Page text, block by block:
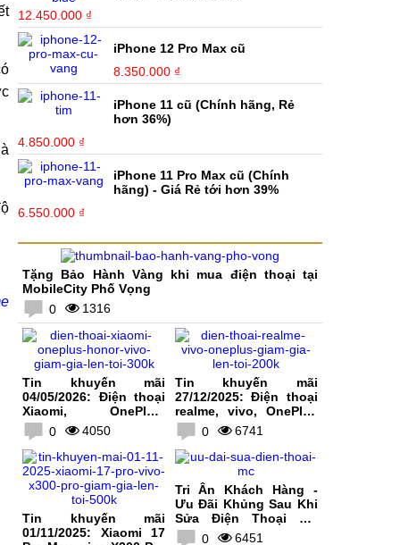
12.450.000 ₫
iPhone 12 Pro Max cũ
8.350.000 ₫
iPhone 11 cũ (Chính hãng, Rẻ
hơn 36%)
4.850.000 ₫
iPhone 11 Pro Max cũ (Chính
hãng) - Giá Rẻ tới hơn 39%
6.550.000 ₫
Tặng Bảo Hành Vàng khi mua điện thoại tại
MobileCity Phố Vọng
0
1316
Tin khuyến mãi
04/05/2026: Điện thoại
Xiaomi, OnePlus,
HONOR, vivo giảm giá
lên tới 300K
0 4050
Tin khuyến mãi
27/12/2025: Điện thoại
realme, vivo, OnePlus
giảm giá lên tới 200K
0 6741
Tin khuyến mãi
01/11/2025: Xiaomi 17
Tri Ân Khách Hàng -
Ưu Đãi Khủng Sau Khi
Sửa Điện Thoại Tại
MobileCity
0 6451